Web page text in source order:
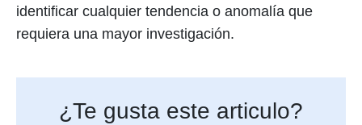
identificar cualquier tendencia o anomalía que
requiera una mayor investigación.
¿Te gusta este articulo?